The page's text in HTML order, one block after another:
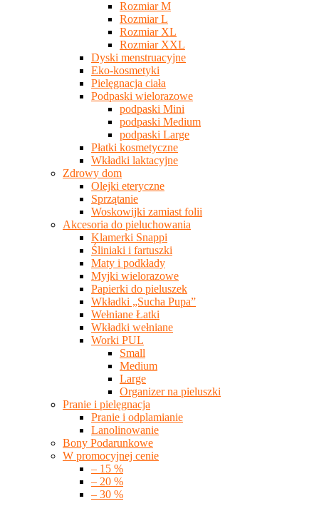
Rozmiar M
Rozmiar L
Rozmiar XL
Rozmiar XXL
Dyski menstruacyjne
Eko-kosmetyki
Pielęgnacja ciała
Podpaski wielorazowe
podpaski Mini
podpaski Medium
podpaski Large
Płatki kosmetyczne
Wkładki laktacyjne
Zdrowy dom
Olejki eteryczne
Sprzątanie
Woskowijki zamiast folii
Akcesoria do pieluchowania
Klamerki Snappi
Śliniaki i fartuszki
Maty i podkłady
Myjki wielorazowe
Papierki do pieluszek
Wkładki „Sucha Pupa”
Wełniane Łatki
Wkładki wełniane
Worki PUL
Small
Medium
Large
Organizer na pieluszki
Pranie i pielęgnacja
Pranie i odplamianie
Lanolinowanie
Bony Podarunkowe
W promocyjnej cenie
– 15 %
– 20 %
– 30 %